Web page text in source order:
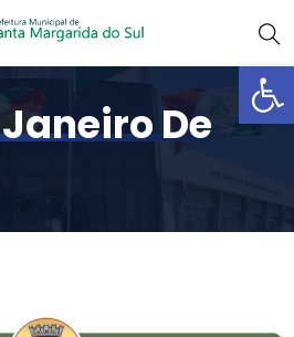
Abrir
Janeiro De